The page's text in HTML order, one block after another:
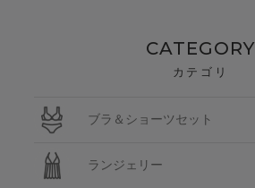
CATEGORY
カテゴリ
ブラ＆ショーツセット
ランジェリー